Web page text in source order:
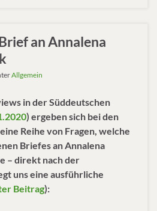
an Annalena
Allgemein
in der Süddeutschen
) ergeben sich bei den
Reihe von Fragen, welche
Briefes an Annalena
– direkt nach der
uns eine ausführliche
Beitrag):